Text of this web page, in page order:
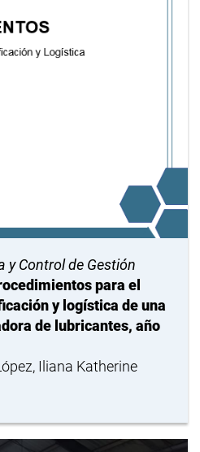
y Control de Gestión
para el
y logística de una
de lubricantes, año
Iliana Katherine